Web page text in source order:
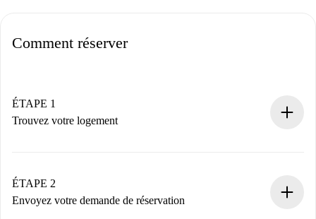
Comment réserver
ÉTAPE 1
Trouvez votre logement
Vous disposez à l’avance de toutes les informations
nécessaires.
ÉTAPE 2
Envoyez votre demande de réservation